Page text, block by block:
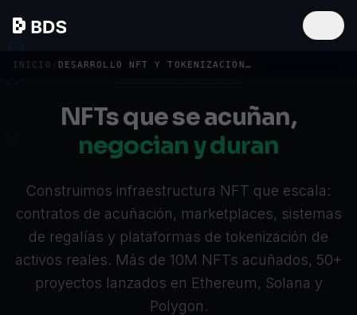
INICIO / DESARROLLO NFT Y TOKENIZACIÓN DE ACTIVOS — BDS
NFTs que se acuñan,
negocian y duran
Construimos infraestructura NFT que escala:
contratos de acuñación, marketplaces, sistemas
de regalías y plataformas de tokenización de
activos reales. Más de 10M NFTs acuñados, 50+
proyectos lanzados en Ethereum, Solana y
Polygon.